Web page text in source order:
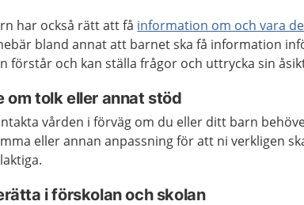
har också rätt att få information om och vara
bland annat att barnet ska få information
förstår och kan ställa frågor och uttrycka sin
om tolk eller annat stöd
vården i förväg om du eller ditt barn
eller annan anpassning för att ni verkligen
i förskolan och skolan